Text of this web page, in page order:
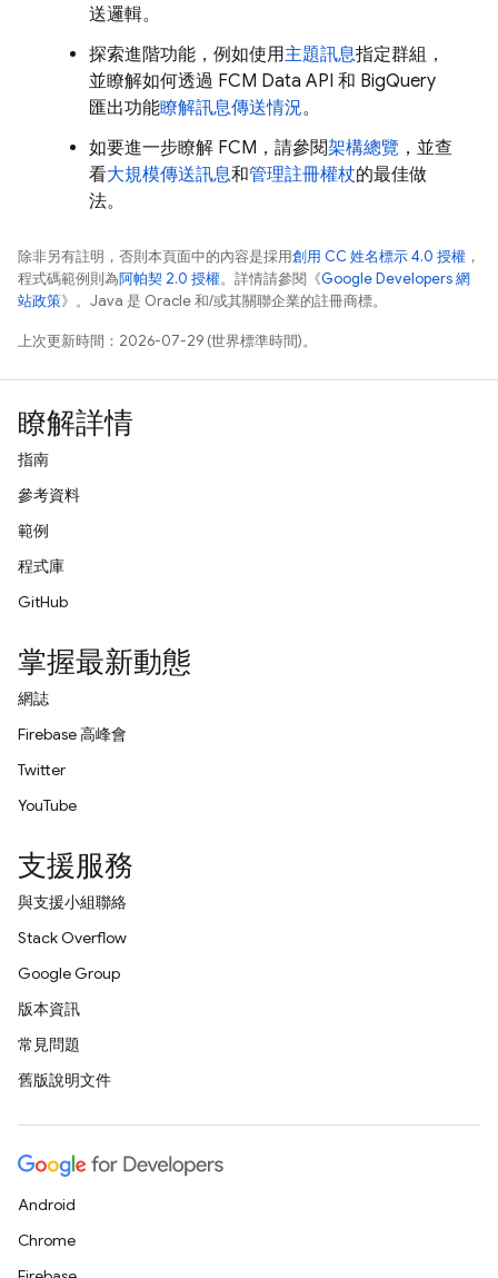
送邏輯。
探索進階功能，例如使用主題訊息指定群組，
並瞭解如何透過 FCM Data API 和 BigQuery
匯出功能瞭解訊息傳送情況。
如要進一步瞭解 FCM ，請參閱架構總覽 ，並查
看大規模傳送訊息和管理註冊權杖的最佳做
法。
除非另有註明，否則本頁面中的內容是採用創用 CC 姓名標示 4.0 授權 ，
程式碼範例則為阿帕契 2.0 授權。詳情請參閱《Google Developers 網
站政策》。Java 是 Oracle 和/或其關聯企業的註冊商標。
上次更新時間：2026-07-29 (世界標準時間)。
瞭解詳情
指南
參考資料
範例
程式庫
GitHub
掌握最新動態
網誌
Firebase 高峰會
Twitter
YouTube
支援服務
與支援小組聯絡
Stack Overflow
Google Group
版本資訊
常見問題
舊版說明文件
Android
Chrome